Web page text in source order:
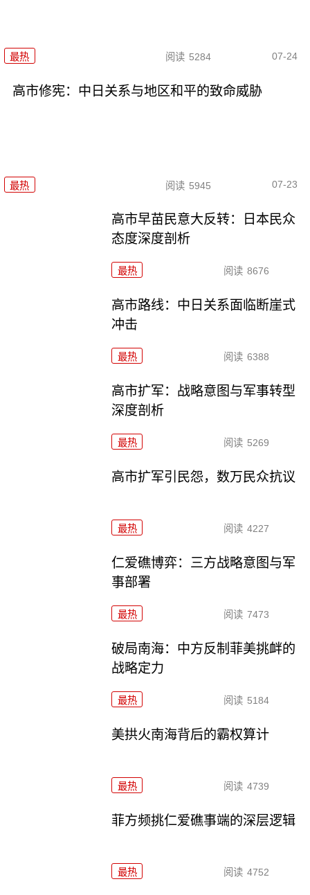
最热 阅读 5284 07-24
高市修宪：中日关系与地区和平的致命威胁
最热 阅读 5945 07-23
高市早苗民意大反转：日本民众
态度深度剖析
最热 阅读 8676
高市路线：中日关系面临断崖式
冲击
最热 阅读 6388
高市扩军：战略意图与军事转型
深度剖析
最热 阅读 5269
高市扩军引民怨，数万民众抗议
最热 阅读 4227
仁爱礁博弈：三方战略意图与军
事部署
最热 阅读 7473
破局南海：中方反制菲美挑衅的
战略定力
最热 阅读 5184
美拱火南海背后的霸权算计
最热 阅读 4739
菲方频挑仁爱礁事端的深层逻辑
最热 阅读 4752